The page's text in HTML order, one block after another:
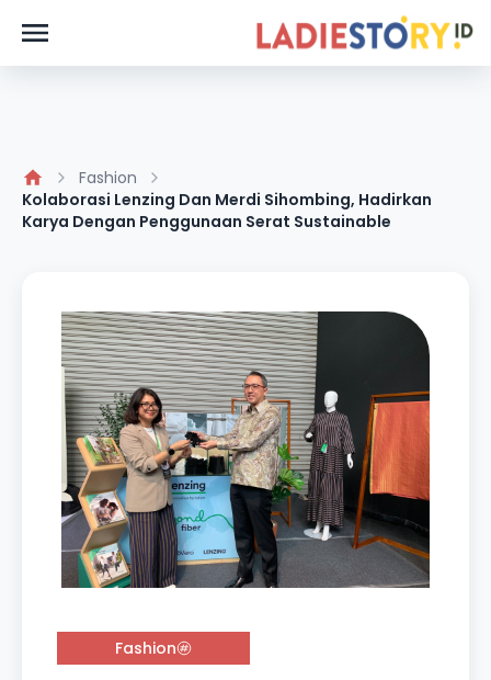
Fashion
Kolaborasi Lenzing Dan Merdi Sihombing, Hadirkan
Karya Dengan Penggunaan Serat Sustainable
Fashion